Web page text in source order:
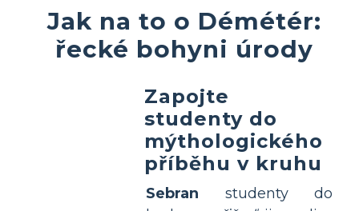
Jak na to o Démétér:
řecké bohyni úrody
Zapojte
studenty do
mýthologického
příběhu v kruhu
Sebran studenty do